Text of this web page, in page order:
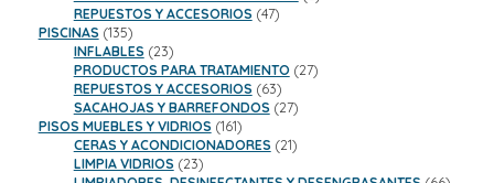
REPUESTOS Y ACCESORIOS 4747
PISCINAS 135135
productos
INFLABLES 2323
productos
PRODUCTOS PARA TRATAMIENTO 2727
REPUESTOS Y ACCESORIOS 6363
productos
SACAHOJAS Y BARREFONDOS 2727
PISOS MUEBLES Y VIDRIOS 161161
productos
CERAS Y ACONDICIONADORES 2121
LIMPIA VIDRIOS 2323